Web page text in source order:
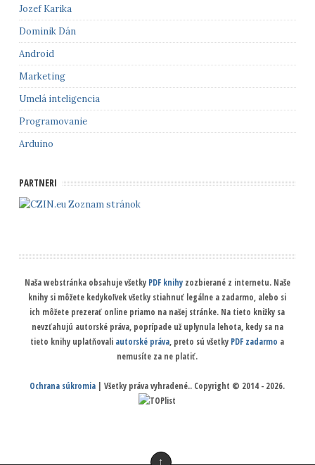
Jozef Karika
Dominik Dán
Android
Marketing
Umelá inteligencia
Programovanie
Arduino
PARTNERI
Zoznam stránok
Naša webstránka obsahuje všetky PDF knihyzozbierané z internetu. Naše
knihy si môžete kedykoľvek všetky stiahnuť legálne a zadarmo, alebo si
ich môžete prezerať online priamo na našej stránke. Na tieto knižky sa
nevzťahujú autorské práva, poprípade už uplynula lehota, kedy sa na
tieto knihy uplatňovali autorské práva, preto sú všetky PDF zadarmo a
nemusíte za ne platiť.
Ochrana súkromia | Všetky práva vyhradené.. Copyright © 2014 - 2026.
↑